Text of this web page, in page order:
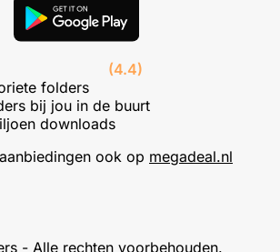
(4.4)
folders
bij jou in de buurt
downloads
ook op megadeal.nl
- Alle rechten voorbehouden.